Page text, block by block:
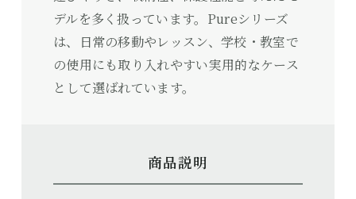
デルを多く扱っています。Pureシリーズ
は、日常の移動やレッスン、学校・教室で
の使用にも取り入れやすい実用的なケース
として選ばれています。
商品説明